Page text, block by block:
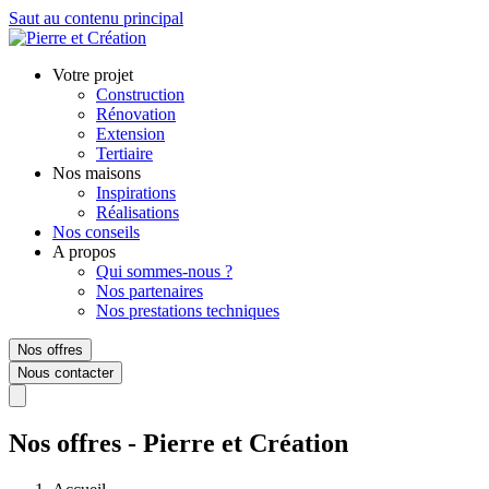
Saut au contenu principal
Votre projet
Construction
Rénovation
Extension
Tertiaire
Nos maisons
Inspirations
Réalisations
Nos conseils
A propos
Qui sommes-nous ?
Nos partenaires
Nos prestations techniques
Nos offres
Nous contacter
Nos offres - Pierre et Création